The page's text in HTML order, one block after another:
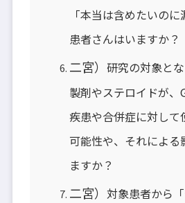
「本当は含めたいのに
患者さんはいますか？
二宮）研究の対象と
製剤やステロイドが、
疾患や合併症に対して
可能性や、それによ
ますか？
二宮）対象患者から